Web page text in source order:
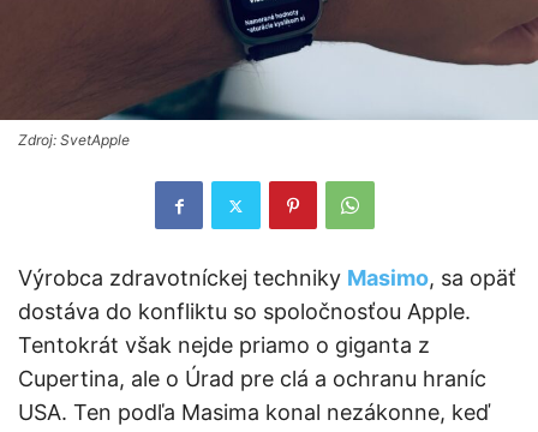
Zdroj: SvetApple
Výrobca zdravotníckej techniky Masimo, sa opäť
dostáva do konfliktu so spoločnosťou Apple.
Tentokrát však nejde priamo o giganta z
Cupertina, ale o Úrad pre clá a ochranu hraníc
USA. Ten podľa Masima konal nezákonne, keď